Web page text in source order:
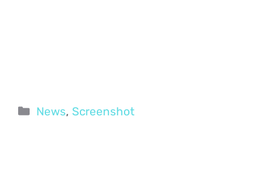
Categorie
News, Screenshot